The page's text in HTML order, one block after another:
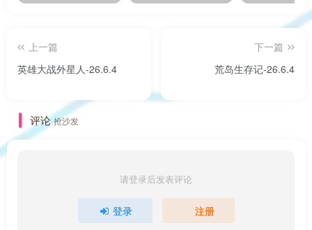
上一篇
英雄大战外星人-26.6.4
下一篇
荒岛生存记-26.6.4
评论抢沙发
请登录后发表评论
登录 注册